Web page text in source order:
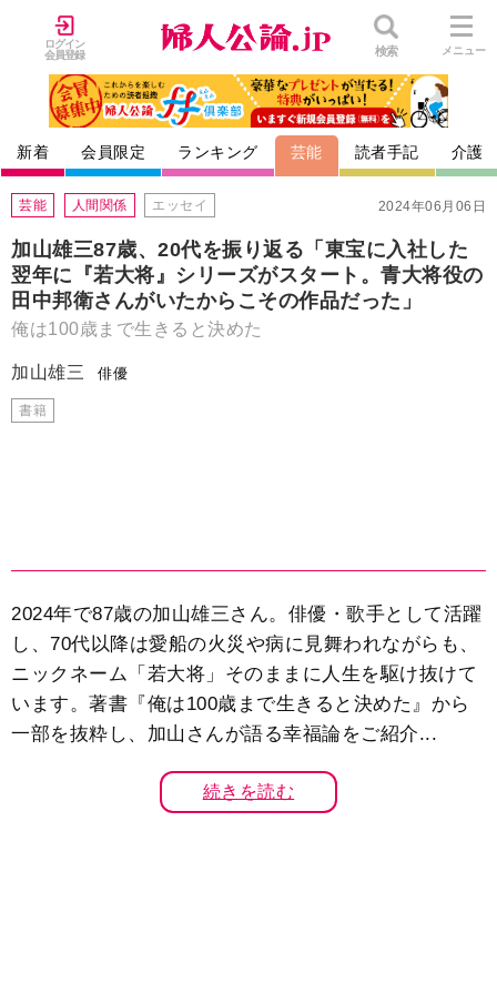
ログイン
会員登録
検索 メニュー
新着 会員限定 ランキング 芸能 読者手記 介護
2024年06月06日
芸能 人間関係 エッセイ
加山雄三87歳、20代を振り返る「東宝に入社した
翌年に『若大将』シリーズがスタート。青大将役の
田中邦衛さんがいたからこその作品だった」
俺は100歳まで生きると決めた
加山雄三 俳優
書籍
2024年で87歳の加山雄三さん。俳優・歌手として活躍
し、70代以降は愛船の火災や病に見舞われながらも、
ニックネーム「若大将」そのままに人生を駆け抜けて
います。著書『俺は100歳まで生きると決めた』から
一部を抜粋し、加山さんが語る幸福論をご紹介...
続きを読む